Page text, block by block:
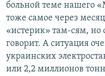
больной теме нашего
тоже самое через
«истерик» там-сям, но
говорит. А ситуация
украинских
или 2,2 миллионов